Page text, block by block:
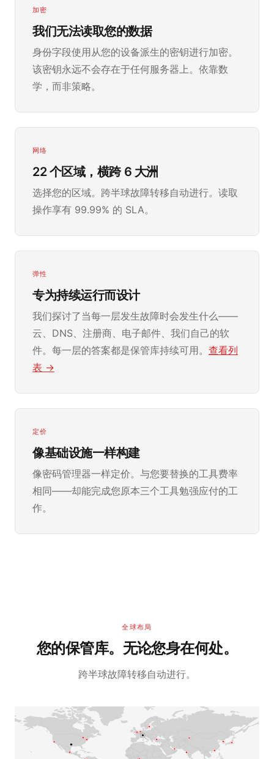
加密
我们无法读取您的数据
身份字段使用从您的设备派生的密钥进行加密。
该密钥永远不会存在于任何服务器上。依靠数
学，而非策略。
网络
22 个区域，横跨 6 大洲
选择您的区域。跨半球故障转移自动进行。读取
操作享有 99.99% 的 SLA。
弹性
专为持续运行而设计
我们探讨了当每一层发生故障时会发生什么——
云、DNS、注册商、电子邮件、我们自己的软
件。每一层的答案都是保管库持续可用。 查看列
表 →
定价
像基础设施一样构建
像密码管理器一样定价。与您要替换的工具费率
相同——却能完成您原本三个工具勉强应付的工
作。
全球布局
您的保管库。无论您身在何处。
跨半球故障转移自动进行。